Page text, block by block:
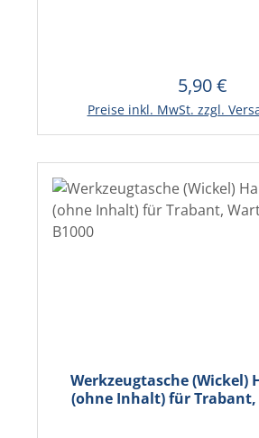
Regulärer
5,90 €
Preise inkl. MwSt. zzgl.
In den Warenkorb
Werkzeugtasche (Wickel)
(ohne Inhalt) für